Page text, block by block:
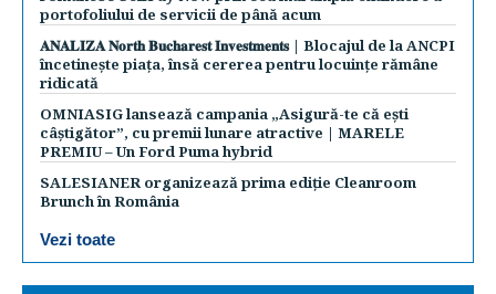
portofoliului de servicii de până acum
𝐀𝐍𝐀𝐋𝐈𝐙𝐀 𝐍𝐨𝐫𝐭𝐡 𝐁𝐮𝐜𝐡𝐚𝐫𝐞𝐬𝐭 𝐈𝐧𝐯𝐞𝐬𝐭𝐦𝐞𝐧𝐭𝐬 | Blocajul de la ANCPI
încetinește piața, însă cererea pentru locuințe rămâne
ridicată
OMNIASIG lansează campania „Asigură-te că ești
câștigător”, cu premii lunare atractive | MARELE
PREMIU – Un Ford Puma hybrid
SALESIANER organizează prima ediție Cleanroom
Brunch în România
Vezi toate